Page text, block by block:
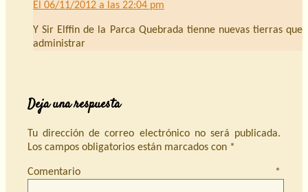
El 06/11/2012 a las 22:04 pm
Y Sir Elffin de la Parca Quebrada tienne nuevas tierras que
administrar
Deja una respuesta
Tu dirección de correo electrónico no será publicada.
Los campos obligatorios están marcados con *
Comentario *